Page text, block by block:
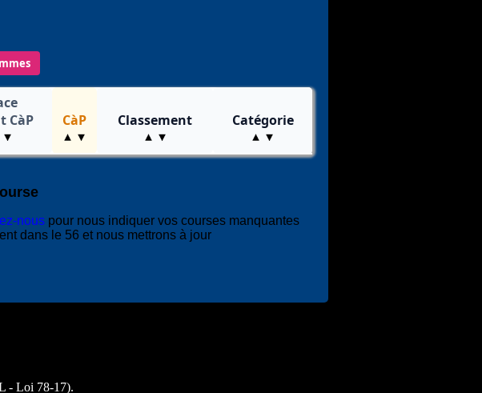
CàP
CàP Classement Catégorie
nouspour nous indiquer vos courses manquantes
dans le 56 et nous mettrons à jour
- Loi 78-17).